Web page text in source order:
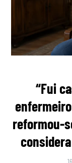
“Fui
reformou-